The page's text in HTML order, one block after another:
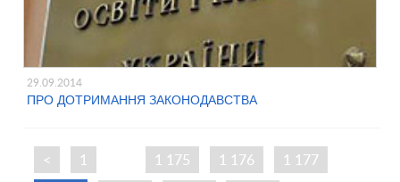
29.09.2014
ПРО ДОТРИМАННЯ ЗАКОНОДАВСТВА
< 1 1 175 1 176
1 177